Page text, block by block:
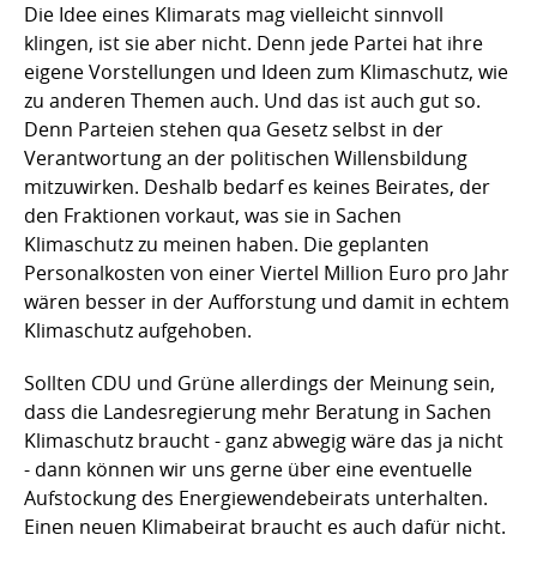
Die Idee eines Klimarats mag vielleicht sinnvoll
klingen, ist sie aber nicht. Denn jede Partei hat ihre
eigene Vorstellungen und Ideen zum Klimaschutz, wie
zu anderen Themen auch. Und das ist auch gut so.
Denn Parteien stehen qua Gesetz selbst in der
Verantwortung an der politischen Willensbildung
mitzuwirken. Deshalb bedarf es keines Beirates, der
den Fraktionen vorkaut, was sie in Sachen
Klimaschutz zu meinen haben. Die geplanten
Personalkosten von einer Viertel Million Euro pro Jahr
wären besser in der Aufforstung und damit in echtem
Klimaschutz aufgehoben.
Sollten CDU und Grüne allerdings der Meinung sein,
dass die Landesregierung mehr Beratung in Sachen
Klimaschutz braucht - ganz abwegig wäre das ja nicht
- dann können wir uns gerne über eine eventuelle
Aufstockung des Energiewendebeirats unterhalten.
Einen neuen Klimabeirat braucht es auch dafür nicht.